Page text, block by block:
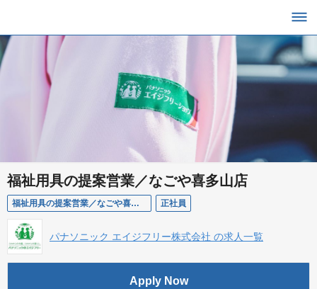
福祉用具の提案営業／なごや喜多山店
福祉用具の提案営業／なごや喜多山店 正社員
パナソニック エイジフリー株式会社 の求人一覧
Apply Now